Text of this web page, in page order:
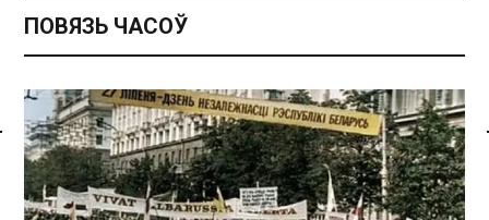
Спасылка без VPN
ПОВЯЗЬ ЧАСОЎ